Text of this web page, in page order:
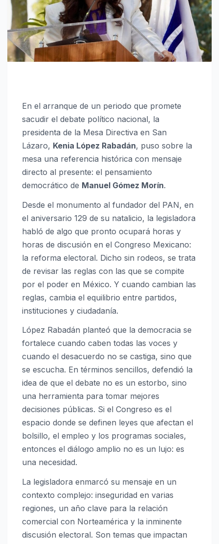
En el arranque de un periodo que promete
sacudir el debate político nacional, la
presidenta de la Mesa Directiva en San
Lázaro, Kenia López Rabadán, puso sobre la
mesa una referencia histórica con mensaje
directo al presente: el pensamiento
democrático de Manuel Gómez Morín.
Desde el monumento al fundador del PAN, en
el aniversario 129 de su natalicio, la legisladora
habló de algo que pronto ocupará horas y
horas de discusión en el Congreso Mexicano:
la reforma electoral. Dicho sin rodeos, se trata
de revisar las reglas con las que se compite
por el poder en México. Y cuando cambian las
reglas, cambia el equilibrio entre partidos,
instituciones y ciudadanía.
López Rabadán planteó que la democracia se
fortalece cuando caben todas las voces y
cuando el desacuerdo no se castiga, sino que
se escucha. En términos sencillos, defendió la
idea de que el debate no es un estorbo, sino
una herramienta para tomar mejores
decisiones públicas. Si el Congreso es el
espacio donde se definen leyes que afectan el
bolsillo, el empleo y los programas sociales,
entonces el diálogo amplio no es un lujo: es
una necesidad.
La legisladora enmarcó su mensaje en un
contexto complejo: inseguridad en varias
regiones, un año clave para la relación
comercial con Norteamérica y la inminente
discusión electoral. Son temas que impactan